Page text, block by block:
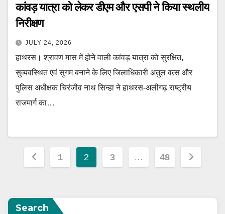
कांवड़ यात्रा को लेकर डीएम और एसपी ने किया स्थलीय
निरीक्षण
JULY 24, 2026
हाथरस। श्रावण मास में होने वाली कांवड़ यात्रा को सुरक्षित,
सुव्यवस्थित एवं सुगम बनाने के लिए जिलाधिकारी अतुल वत्स और
पुलिस अधीक्षक चिरंजीव नाथ सिन्हा ने हाथरस-अलीगढ़ राष्ट्रीय
राजमार्ग का…
Posts
1 2 3 … 48
Search